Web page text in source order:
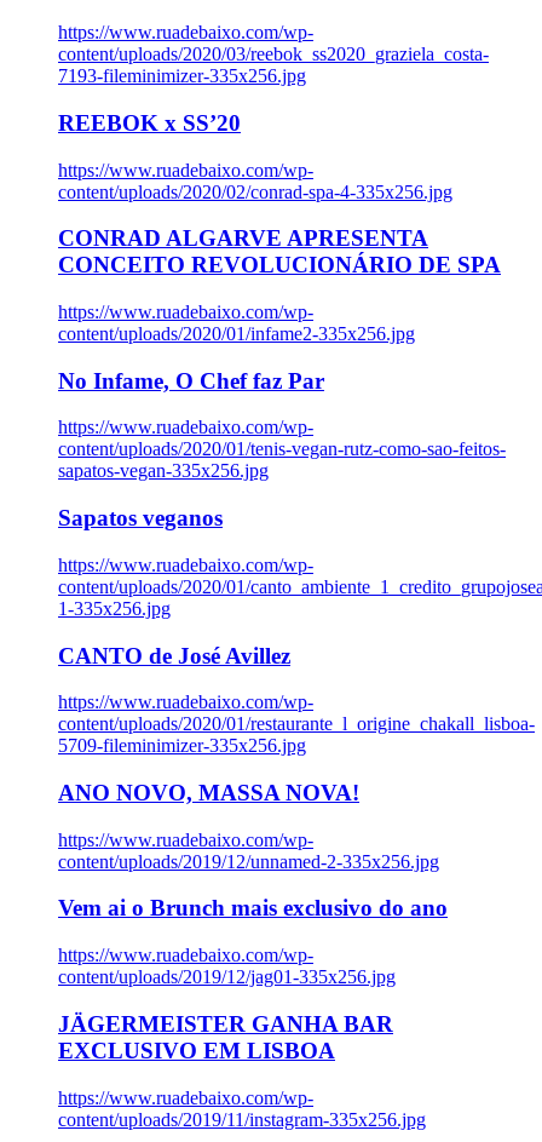
https://www.ruadebaixo.com/wp-
content/uploads/2020/03/reebok_ss2020_graziela_costa-
7193-fileminimizer-335x256.jpg
REEBOK x SS’20
https://www.ruadebaixo.com/wp-
content/uploads/2020/02/conrad-spa-4-335x256.jpg
CONRAD ALGARVE APRESENTA
CONCEITO REVOLUCIONÁRIO DE SPA
https://www.ruadebaixo.com/wp-
content/uploads/2020/01/infame2-335x256.jpg
No Infame, O Chef faz Par
https://www.ruadebaixo.com/wp-
content/uploads/2020/01/tenis-vegan-rutz-como-sao-feitos-
sapatos-vegan-335x256.jpg
Sapatos veganos
https://www.ruadebaixo.com/wp-
content/uploads/2020/01/
1-335x256.jpg
CANTO de José Avillez
https://www.ruadebaixo.com/wp-
content/uploads/2020/01/restaurante_l_origine_chakall_lisboa-
5709-fileminimizer-335x256.jpg
ANO NOVO, MASSA NOVA!
https://www.ruadebaixo.com/wp-
content/uploads/2019/12/unnamed-2-335x256.jpg
Vem ai o Brunch mais exclusivo do ano
https://www.ruadebaixo.com/wp-
content/uploads/2019/12/jag01-335x256.jpg
JÄGERMEISTER GANHA BAR
EXCLUSIVO EM LISBOA
https://www.ruadebaixo.com/wp-
content/uploads/2019/11/instagram-335x256.jpg